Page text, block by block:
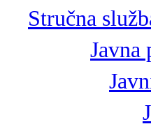
Stručna
Javna